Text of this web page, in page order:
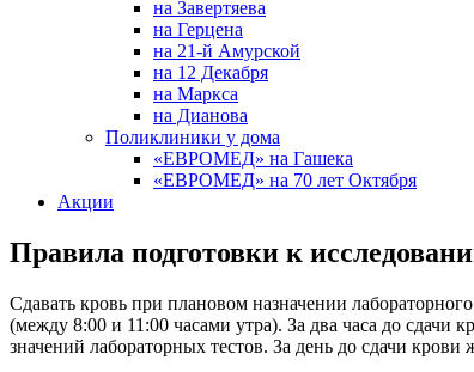
на Завертяева
на Герцена
на 21-й Амурской
на 12 Декабря
на Маркса
на Дианова
Поликлиники у дома
«ЕВРОМЕД» на Гашека
«ЕВРОМЕД» на 70 лет Октября
Акции
Правила подготовки к
Сдавать кровь при плановом назначении
(между 8:00 и 11:00 часами утра). За два часа до сдачи
значений лабораторных тестов. За день до сдачи